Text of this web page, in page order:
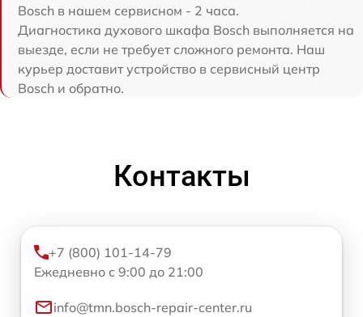
Bosch в нашем сервисном - 2 часа.
Диагностика духового шкафа Bosch выполняется на
выезде, если не требует сложного ремонта. Наш
курьер доставит устройство в сервисный центр
Bosch и обратно.
Контакты
+7 (800) 101-14-79
Ежедневно с 9:00 до 21:00
info@tmn.bosch-repair-center.ru